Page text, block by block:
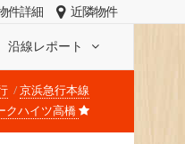
沿線レポート
件詳細 近隣物件
京浜急行本線
クハイツ高橋